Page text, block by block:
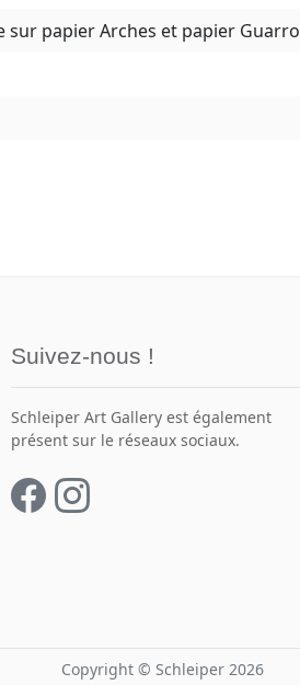
sur papier Arches et papier Guarro
Suivez-nous !
Schleiper Art Gallery est également
présent sur le réseaux sociaux.
Copyright © Schleiper 2026